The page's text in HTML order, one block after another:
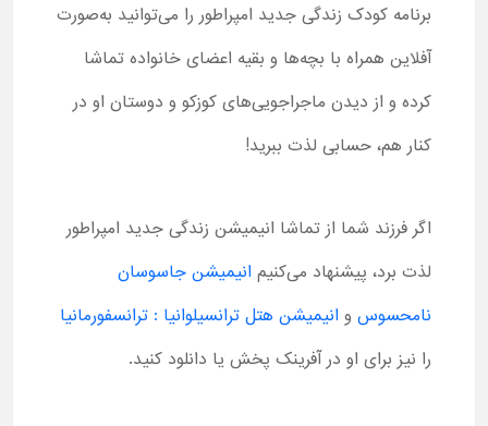
برنامه کودک زندگی جدید امپراطور را می‌توانید به‌صورت
آفلاین همراه با بچه‌ها و بقیه اعضای خانواده تماشا
کرده و از دیدن ماجراجویی‌های کوزکو و دوستان او در
کنار هم، حسابی لذت ببرید!
اگر فرزند شما از تماشا انیمیشن زندگی جدید امپراطور
لذت برد، پیشنهاد می‌کنیم انیمیشن جاسوسان
نامحسوس و انیمیشن هتل ترانسیلوانیا : ترانسفورمانیا
را نیز برای او در آفرینک پخش یا دانلود کنید.